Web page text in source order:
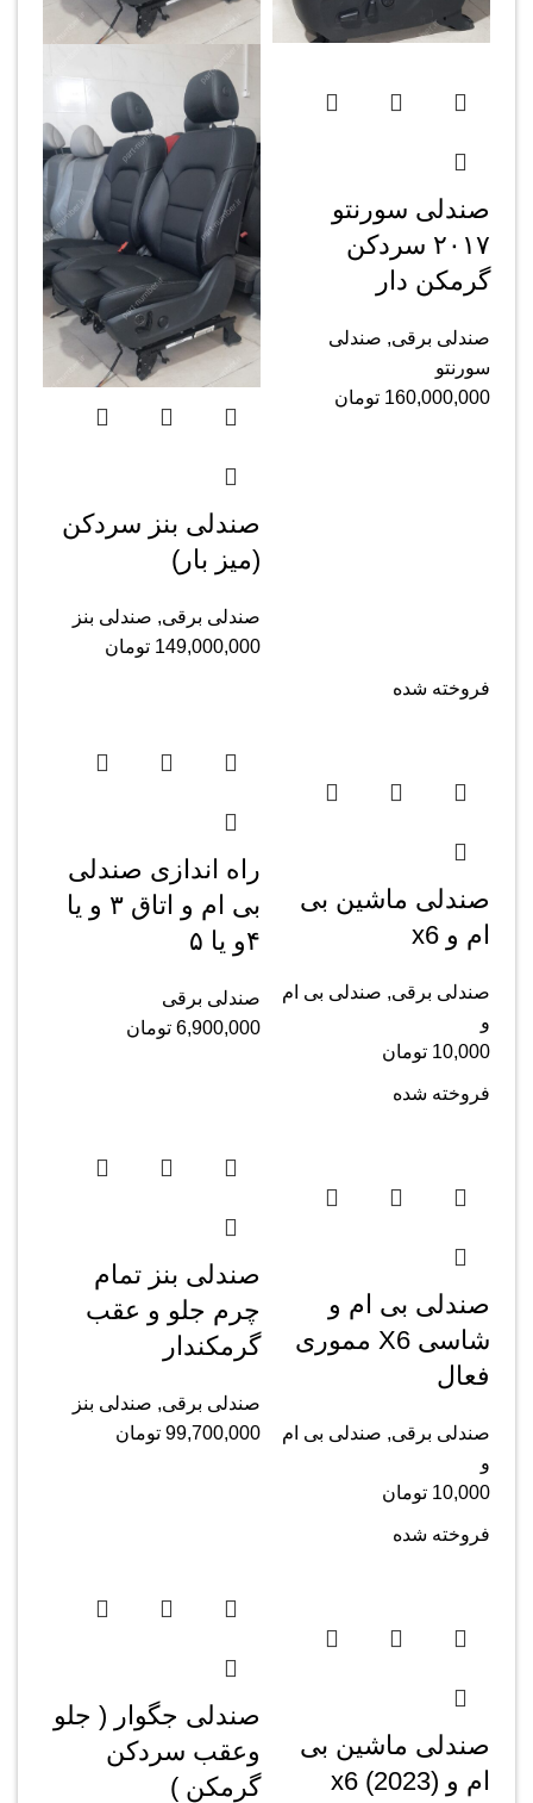
صندلی سورنتو
۲۰۱۷ سردکن
گرمکن دار
صندلی برقی, صندلی
سورنتو
160,000,000 تومان
صندلی بنز سردکن
(میز بار)
صندلی برقی, صندلی بنز
149,000,000 تومان
فروخته شده
صندلی ماشین بی
ام و x6
صندلی برقی, صندلی بی ام
و
10,000 تومان
راه اندازی صندلی
بی ام و اتاق ۳ و یا
۴و یا ۵
صندلی برقی
6,900,000 تومان
فروخته شده
صندلی بی ام و
شاسی X6 مموری
فعال
صندلی برقی, صندلی بی ام
و
10,000 تومان
صندلی بنز تمام
چرم جلو و عقب
گرمکندار
صندلی برقی, صندلی بنز
99,700,000 تومان
فروخته شده
صندلی ماشین بی
ام و x6 (2023)
صندلی جگوار ( جلو
وعقب سردکن
گرمکن )